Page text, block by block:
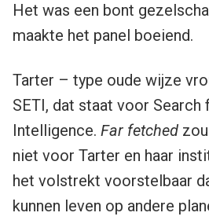
Het was een bont
maakte het panel boeiend.
Tarter – type oude wijze
SETI, dat staat voor
Intelligence. Far fetched
niet voor Tarter en haar
het volstrekt voorstelbaar
kunnen leven op andere